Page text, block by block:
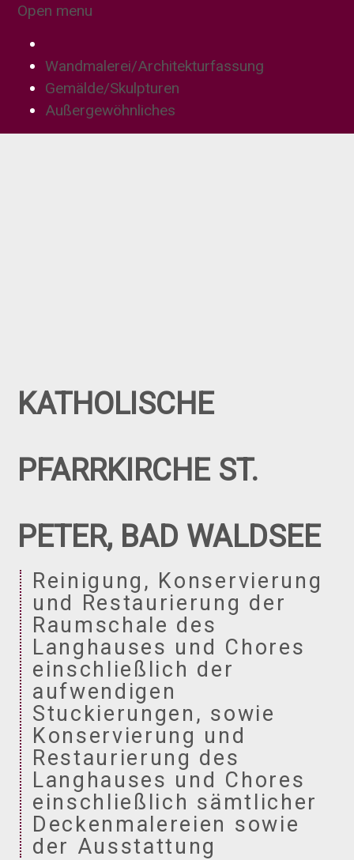
Open menu
Wandmalerei/Architekturfassung
Gemälde/Skulpturen
Außergewöhnliches
KATHOLISCHE
PFARRKIRCHE ST.
PETER, BAD WALDSEE
Reinigung, Konservierung
und Restaurierung der
Raumschale des
Langhauses und Chores
einschließlich der
aufwendigen
Stuckierungen, sowie
Konservierung und
Restaurierung des
Langhauses und Chores
einschließlich sämtlicher
Deckenmalereien sowie
der Ausstattung